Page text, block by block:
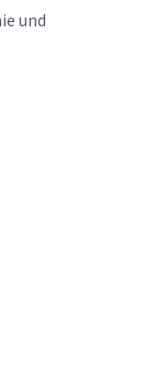
und